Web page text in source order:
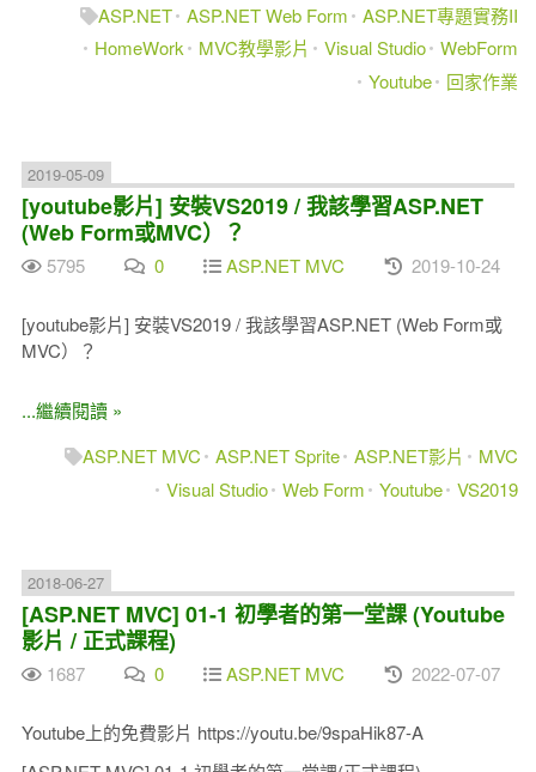
ASP.NET ASP.NET Web Form
ASP.NET專題實務II
HomeWork
MVC教學影片 Visual Studio WebForm
Youtube
回家作業
2019-05-09
[youtube影片] 安裝VS2019 / 我該學習ASP.NET
(Web Form或MVC）？
5795 0 ASP.NET MVC 2019-10-24
[youtube影片] 安裝VS2019 / 我該學習ASP.NET (Web Form或
MVC）？
...繼續閱讀 »
ASP.NET MVC
ASP.NET Sprite ASP.NET影片
MVC
Visual Studio Web Form Youtube VS2019
2018-06-27
[ASP.NET MVC] 01-1 初學者的第一堂課 (Youtube
影片 / 正式課程)
1687 0 ASP.NET MVC 2022-07-07
Youtube上的免費影片 https://youtu.be/9spaHik87-A